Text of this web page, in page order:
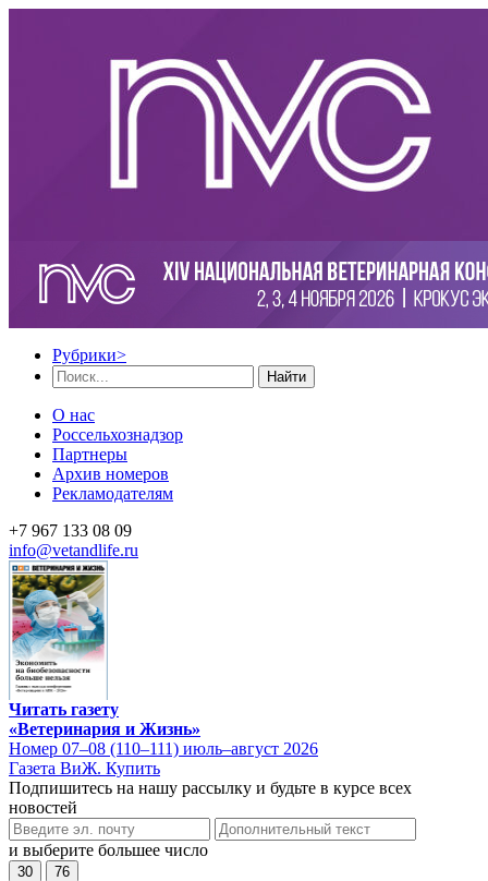
Рубрики>
Найти
О нас
Россельхознадзор
Партнеры
Архив номеров
Рекламодателям
+7 967 133 08 09
info@vetandlife.ru
Читать газету
«Ветеринария и Жизнь»
Номер 07–08 (110–111) июль–август 2026
Газета ВиЖ. Купить
Подпишитесь на нашу рассылку и будьте в курсе всех
новостей
и выберите большее число
30 76